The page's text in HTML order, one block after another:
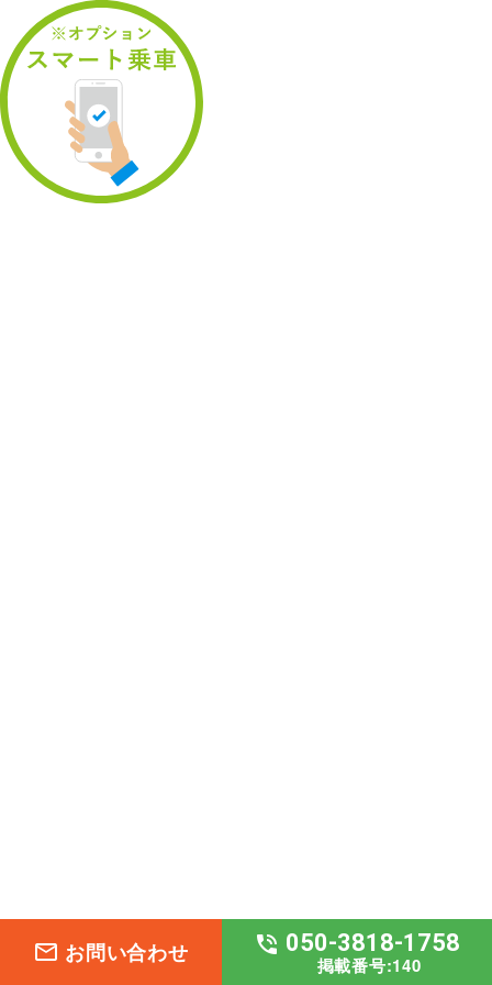
mail_outline お問い合わせ phone_in_talk 050-3818-1758
掲載番号:140